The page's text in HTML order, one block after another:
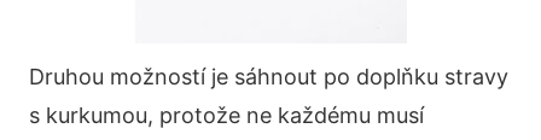
Druhou možností je sáhnout po doplňku stravy
s kurkumou, protože ne každému musí